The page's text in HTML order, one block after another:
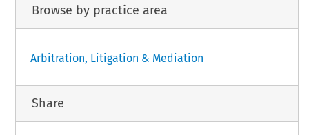
Browse by practice area
Arbitration, Litigation & Mediation
Share